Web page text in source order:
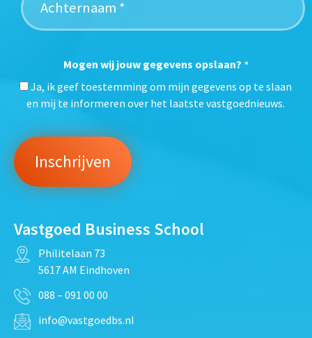
Mogen wij jouw gegevens opslaan? *
Ja, ik geef toestemming om mijn gegevens op te slaan
en mij te informeren over het laatste vastgoednieuws.
Vastgoed Business School
Philitelaan 73
5617 AM Eindhoven
088 – 091 00 00
info@vastgoedbs.nl